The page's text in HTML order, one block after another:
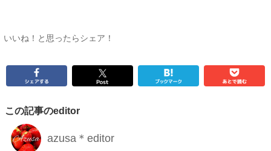
いいね！と思ったらシェア！
この記事のeditor
azusa＊editor